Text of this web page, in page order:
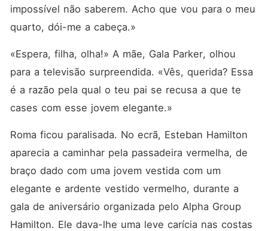
impossível não saberem. Acho que vou para o meu
quarto, dói-me a cabeça.»
«Espera, filha, olha!» A mãe, Gala Parker, olhou
para a televisão surpreendida. «Vês, querida? Essa
é a razão pela qual o teu pai se recusa a que te
cases com esse jovem elegante.»
Roma ficou paralisada. No ecrã, Esteban Hamilton
aparecia a caminhar pela passadeira vermelha, de
braço dado com uma jovem vestida com um
elegante e ardente vestido vermelho, durante a
gala de aniversário organizada pelo Alpha Group
Hamilton. Ele dava-lhe uma leve carícia nas costas